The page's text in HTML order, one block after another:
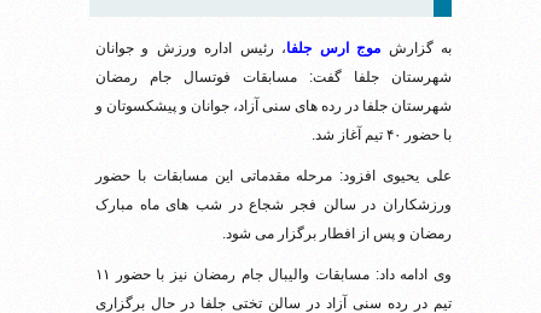
به گزارش موج ارس جلفا، رئیس اداره ورزش و جوانان
شهرستان جلفا گفت: مسابقات فوتسال جام رمضان
شهرستان جلفا در رده های سنی آزاد، جوانان و پیشکسوتان و
با حضور ۴۰ تیم آغاز شد.
علی یحیوی افزود: مرحله مقدماتی این مسابقات با حضور
ورزشکاران در سالن فجر شجاع در شب های ماه مبارک
رمضان و پس از افطار برگزار می شود.
وی ادامه داد: مسابقات والیبال جام رمضان نیز با حضور ۱۱
تیم در رده سنی آزاد در سالن تختی جلفا در حال برگزاری